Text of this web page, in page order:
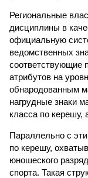
Региональные
дисциплины в
официальную
ведомственных
соответствующие
атрибутов на
обнародованным
нагрудные знаки
класса по керешу,
Параллельно с
по керешу,
юношеского
спорта. Такая